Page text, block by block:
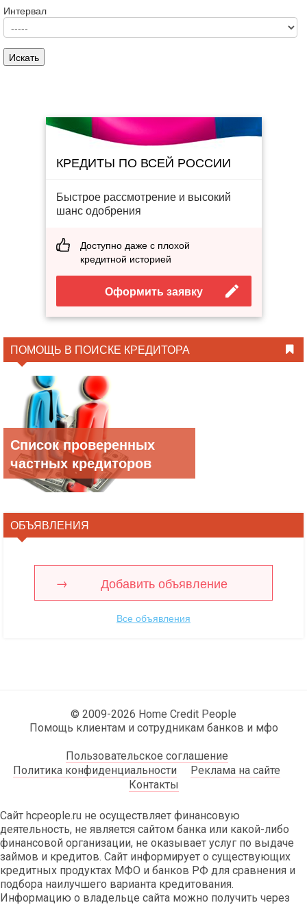
Интервал
КРЕДИТЫ ПО ВСЕЙ РОССИИ
Быстрое рассмотрение и высокий
шанс одобрения
Доступно даже с плохой
кредитной историей
Оформить заявку
ПОМОЩЬ В ПОИСКЕ КРЕДИТОРА
Список проверенных
частных кредиторов
ОБЪЯВЛЕНИЯ
Добавить объявление
Все объявления
© 2009-2026 Home Credit People
Помощь клиентам и сотрудникам банков и мфо
Пользовательское соглашение
Политика конфиденциальности
Реклама на сайте
Контакты
Сайт hcpeople.ru не осуществляет финансовую
деятельность, не является сайтом банка или какой-либо
финансовой организации, не оказывает услуг по выдаче
займов и кредитов. Сайт информирует о существующих
кредитных продуктах МФО и банков РФ для сравнения и
подбора наилучшего варианта кредитования.
Информацию о владельце сайта можно получить через